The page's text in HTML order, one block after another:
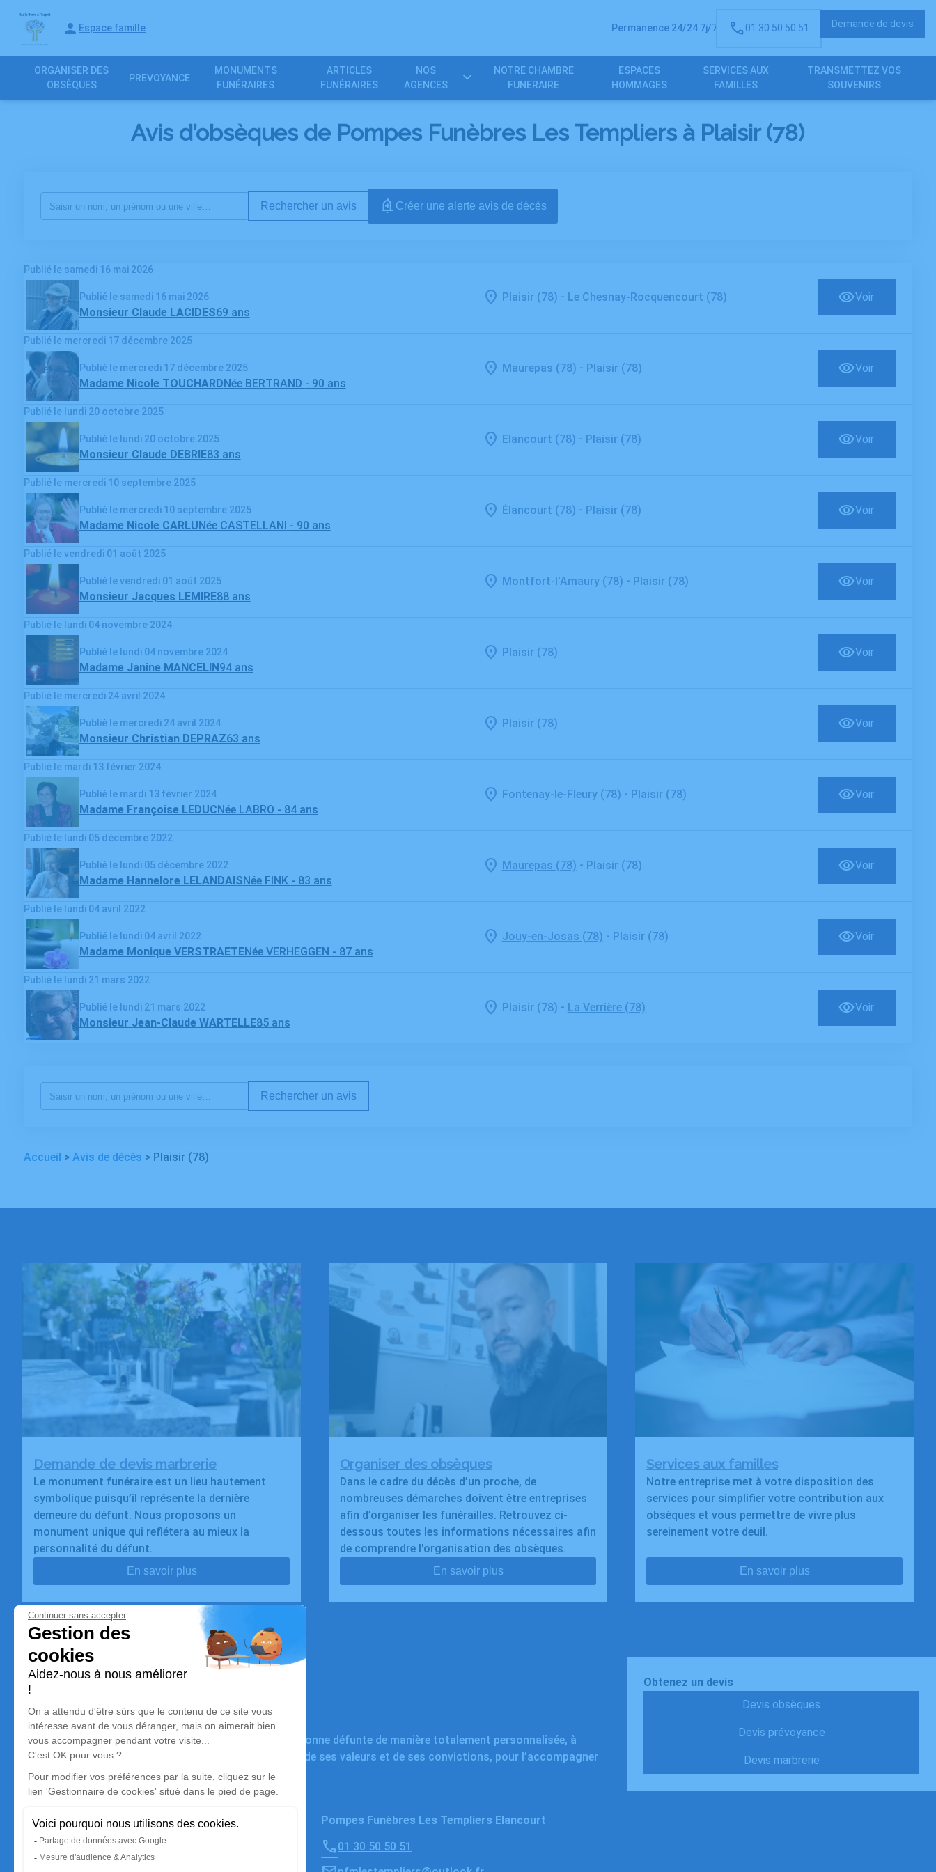
Espace famille Permanence 24/24 7j/7 01 30 50 50 51 Demande de devis
ORGANISER DES
OBSÈQUES
PREVOYANCE
MONUMENTS
FUNÉRAIRES
ARTICLES
FUNÉRAIRES
NOS
AGENCES
NOTRE CHAMBRE
FUNERAIRE
ESPACES
HOMMAGES
SERVICES AUX
FAMILLES
TRANSMETTEZ VOS
SOUVENIRS
Avis d’obsèques de Pompes Funèbres Les Templiers à Plaisir (78)
Rechercher un avis Créer une alerte avis de décès
Publié le samedi 16 mai 2026
Publié le samedi 16 mai 2026
Monsieur Claude LACIDES69 ans
Plaisir (78) - Le Chesnay-Rocquencourt (78) Voir
Publié le mercredi 17 décembre 2025
Publié le mercredi 17 décembre 2025
Madame Nicole TOUCHARDNée BERTRAND - 90 ans
Maurepas (78) - Plaisir (78) Voir
Publié le lundi 20 octobre 2025
Publié le lundi 20 octobre 2025
Monsieur Claude DEBRIE83 ans
Elancourt (78) - Plaisir (78) Voir
Publié le mercredi 10 septembre 2025
Publié le mercredi 10 septembre 2025
Madame Nicole CARLUNée CASTELLANI - 90 ans
Élancourt (78) - Plaisir (78) Voir
Publié le vendredi 01 août 2025
Publié le vendredi 01 août 2025
Monsieur Jacques LEMIRE88 ans
Montfort-l'Amaury (78) - Plaisir (78) Voir
Publié le lundi 04 novembre 2024
Publié le lundi 04 novembre 2024
Madame Janine MANCELIN94 ans
Plaisir (78) Voir
Publié le mercredi 24 avril 2024
Publié le mercredi 24 avril 2024
Monsieur Christian DEPRAZ63 ans
Plaisir (78) Voir
Publié le mardi 13 février 2024
Publié le mardi 13 février 2024
Madame Françoise LEDUCNée LABRO - 84 ans
Fontenay-le-Fleury (78) - Plaisir (78) Voir
Publié le lundi 05 décembre 2022
Publié le lundi 05 décembre 2022
Madame Hannelore LELANDAISNée FINK - 83 ans
Maurepas (78) - Plaisir (78) Voir
Publié le lundi 04 avril 2022
Publié le lundi 04 avril 2022
Madame Monique VERSTRAETENée VERHEGGEN - 87 ans
Jouy-en-Josas (78) - Plaisir (78) Voir
Publié le lundi 21 mars 2022
Publié le lundi 21 mars 2022
Monsieur Jean-Claude WARTELLE85 ans
Plaisir (78) - La Verrière (78) Voir
Rechercher un avis
Accueil > Avis de décès > Plaisir (78)
Demande de devis marbrerie
Le monument funéraire est un lieu hautement
symbolique puisqu’il représente la dernière
demeure du défunt. Nous proposons un
monument unique qui reflétera au mieux la
personnalité du défunt.
En savoir plus
Organiser des obsèques
Dans le cadre du décès d’un proche, de
nombreuses démarches doivent être entreprises
afin d’organiser les funérailles. Retrouvez ci-
dessous toutes les informations nécessaires afin
de comprendre l'organisation des obsèques.
En savoir plus
Services aux familles
Notre entreprise met à votre disposition des
services pour simplifier votre contribution aux
obsèques et vous permettre de vivre plus
sereinement votre deuil.
En savoir plus
Pompes Funèbres Les Templiers
Nos équipes vous aident à honorer la mémoire de la personne défunte de manière totalement personnalisée, à
perpétuer son souvenir dans le respect de ses volontés, de ses valeurs et de ses convictions, pour l’accompagner
avec dignité dans son dernier voyage.
Obtenez un devis
Devis obsèques
Devis prévoyance
Devis marbrerie
Pompes Funèbres Les Templiers
01 86 04 77 63
Pompes Funèbres Les Templiers Elancourt
01 30 50 50 51